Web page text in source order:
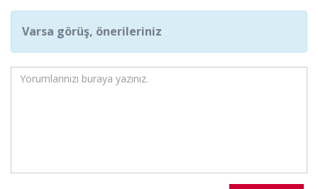
Varsa görüş, önerileriniz